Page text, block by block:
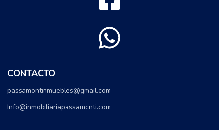
CONTACTO
passamontinmuebles@gmail.com
Info@inmobiliariapassamonti.com